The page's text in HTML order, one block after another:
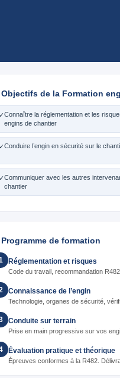
Objectifs de la Formation
✓Connaître la réglementation et les
engins de chantier
✓Conduire l’engin en sécurité sur le
✓Communiquer avec les autres
chantier
Programme de formation
Réglementation et risques
Code du travail, recommandation
Connaissance de l’engin
Technologie, organes de sécurité,
Conduite sur terrain
Prise en main progressive sur vos
Évaluation pratique et théorique
Épreuves conformes à la R482.